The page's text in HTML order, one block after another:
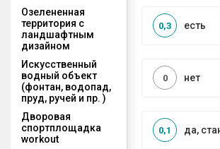
Озелененная
территория с
ландшафтным
дизайном
есть
0,3
Искусственный
водный объект
(фонтан, водопад,
пруд, ручей и пр. )
нет
0
Дворовая
спортплощадка
workout
да,
0,1